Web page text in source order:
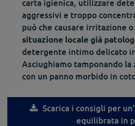
carta igienica, utilizzare
aggressivi e troppo
può che causare irritazione o
situazione locale già
detergente intimo delicato
Asciughiamo tamponando la
con un panno morbido in
Scarica i consigli per
equilibrata in